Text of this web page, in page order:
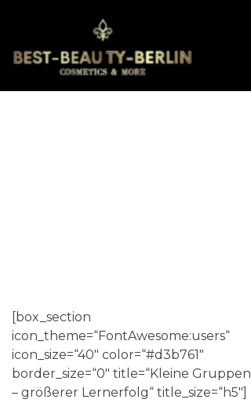
[box_section
icon_theme=“FontAwesome:users“
icon_size=“40″ color=“#d3b761″
border_size=“0″ title=“Kleine Gruppen
– größerer Lernerfolg“ title_size=“h5″]